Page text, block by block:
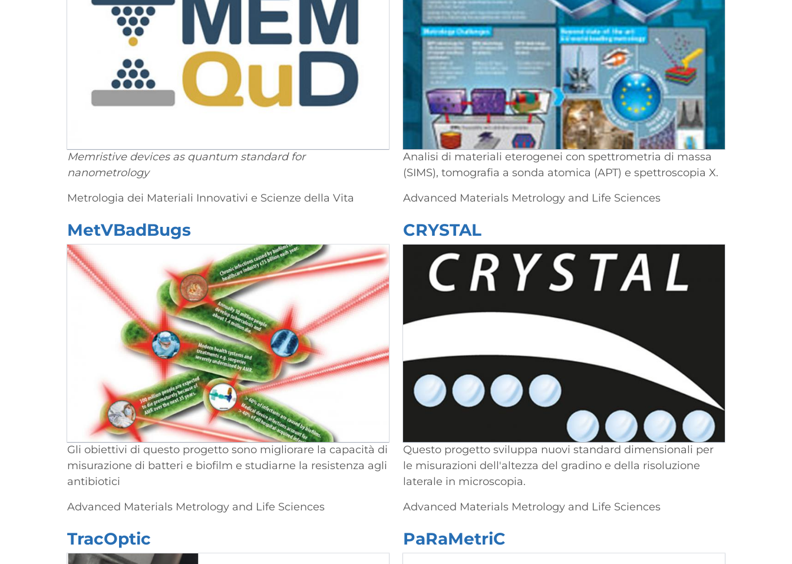
Memristive devices as quantum standard for
nanometrology
Metrologia dei Materiali Innovativi e Scienze della Vita
Analisi di materiali eterogenei con spettrometria di massa
(SIMS), tomografia a sonda atomica (APT) e spettroscopia X.
Advanced Materials Metrology and Life Sciences
MetVBadBugs
Gli obiettivi di questo progetto sono migliorare la capacità di
misurazione di batteri e biofilm e studiarne la resistenza agli
antibiotici
Advanced Materials Metrology and Life Sciences
CRYSTAL
Questo progetto sviluppa nuovi standard dimensionali per
le misurazioni dell'altezza del gradino e della risoluzione
laterale in microscopia.
Advanced Materials Metrology and Life Sciences
TracOptic PaRaMetriC